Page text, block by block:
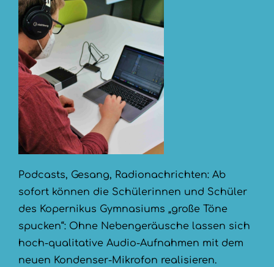
Podcasts, Gesang, Radionachrichten: Ab
sofort können die Schülerinnen und Schüler
des Kopernikus Gymnasiums „große Töne
spucken“: Ohne Nebengeräusche lassen sich
hoch-qualitative Audio-Aufnahmen mit dem
neuen Kondenser-Mikrofon realisieren.